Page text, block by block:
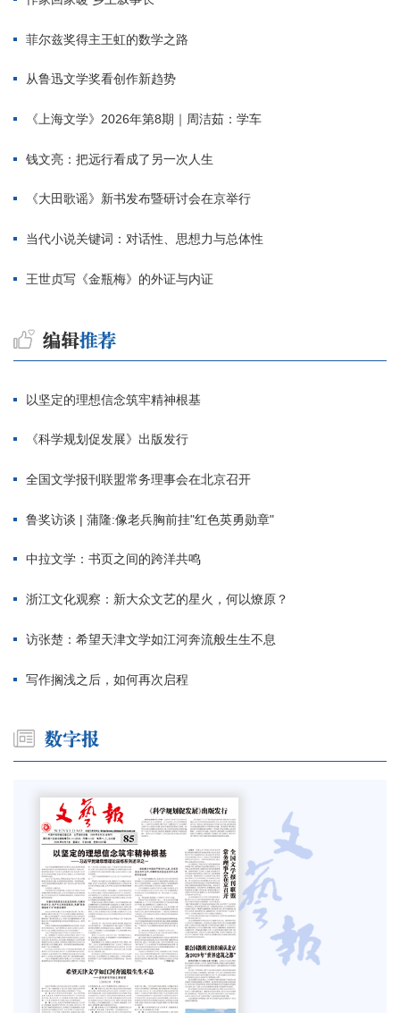
菲尔兹奖得主王虹的数学之路
从鲁迅文学奖看创作新趋势
《上海文学》2026年第8期｜周洁茹：学车
钱文亮：把远行看成了另一次人生
《大田歌谣》新书发布暨研讨会在京举行
当代小说关键词：对话性、思想力与总体性
王世贞写《金瓶梅》的外证与内证
以坚定的理想信念筑牢精神根基
《科学规划促发展》出版发行
全国文学报刊联盟常务理事会在北京召开
鲁奖访谈 | 蒲隆:像老兵胸前挂"红色英勇勋章"
中拉文学：书页之间的跨洋共鸣
浙江文化观察：新大众文艺的星火，何以燎原？
访张楚：希望天津文学如江河奔流般生生不息
写作搁浅之后，如何再次启程